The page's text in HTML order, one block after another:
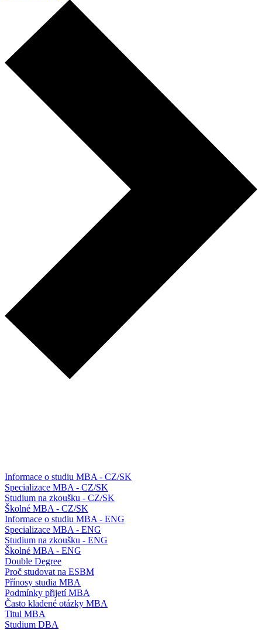
Informace o studiu MBA - CZ/SK
Specializace MBA - CZ/SK
Studium na zkoušku - CZ/SK
Školné MBA - CZ/SK
Informace o studiu MBA - ENG
Specializace MBA - ENG
Studium na zkoušku - ENG
Školné MBA - ENG
Double Degree
Proč studovat na ESBM
Přínosy studia MBA
Podmínky přijetí MBA
Často kladené otázky MBA
Titul MBA
Studium DBA